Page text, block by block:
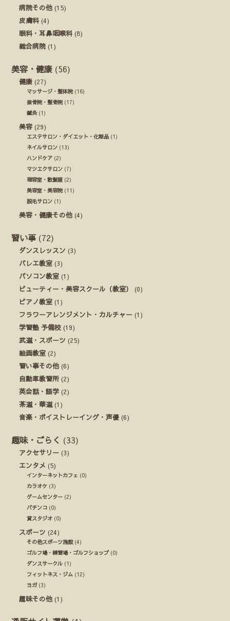
病院その他 (15)
皮膚科 (4)
眼科・耳鼻咽喉科 (8)
総合病院 (1)
美容・健康 (56)
健康 (27)
マッサージ・整体院(16)
接骨院・整骨院(17)
鍼灸(1)
美容 (29)
エステサロン・ダイエット・化粧品 (1)
ネイルサロン (13)
ハンドケア (2)
マツエクサロン (7)
理容室・散髪屋 (2)
美容室・美容院(11)
脱毛サロン (1)
美容・健康その他 (4)
習い事 (72)
ダンスレッスン (3)
バレエ教室 (3)
パソコン教室 (1)
ビューティー・美容スクール（教室）
(0)
ピアノ教室 (1)
フラワーアレンジメント・カルチャー (1)
学習塾 予備校 (19)
武道・スポーツ (25)
絵画教室 (2)
習い事その他 (6)
自動車教習所(2)
英会話・語学 (2)
茶道・華道(1)
音楽・ボイストレーイング・声優 (6)
趣味・ごらく (33)
アクセサリー (3)
エンタメ (5)
インターネットカフェ (0)
カラオケ (3)
ゲームセンター (2)
パチンコ (0)
貸スタジオ (0)
スポーツ (24)
その他スポーツ施設(4)
ゴルフ場・練習場・ゴルフショップ(0)
ダンスサークル (1)
フィットネス・ジム (12)
ヨガ (3)
趣味その他 (1)